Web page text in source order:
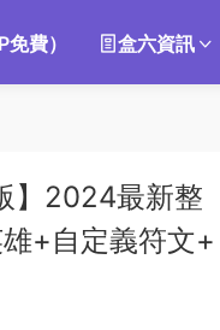
費） 盒六資訊
】2024最新整
+自定義符文+